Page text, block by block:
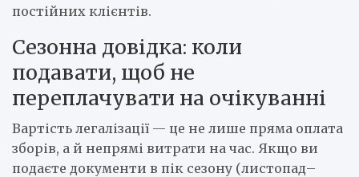
постійних клієнтів.
Сезонна довідка: коли
подавати, щоб не
переплачувати на очікуванні
Вартість легалізації — це не лише пряма оплата
зборів, а й непрямі витрати на час. Якщо ви
подаєте документи в пік сезону (листопад–